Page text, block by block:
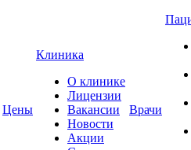
Цены
Клиника
О клинике
Лицензии
Вакансии
Новости
Акции
Врачи